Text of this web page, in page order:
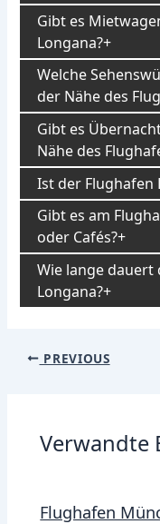
Gibt es
Longana?
Welche
der Nähe des
Gibt es
Nähe des
Ist der Flughafen
Gibt es am
oder Cafés?
Wie lange dauert
Longana?
Post
PREVIOUS
Verwandte
Flughafen